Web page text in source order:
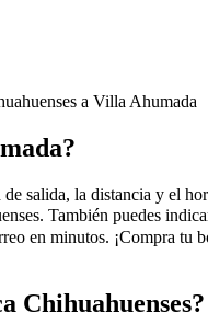
a Villa Ahumada
salida, la distancia y el
También puedes
en minutos. ¡Compra tu
Chihuahuenses?